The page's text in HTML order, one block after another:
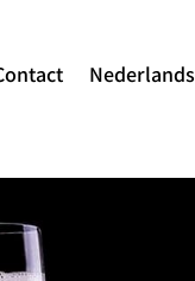
Nederlands